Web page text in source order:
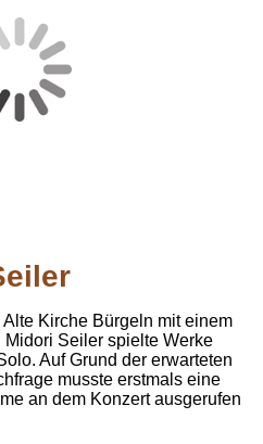
Kirche Bürgeln mit einem
Seiler spielte Werke
Auf Grund der erwarteten
musste erstmals eine
an dem Konzert ausgerufen